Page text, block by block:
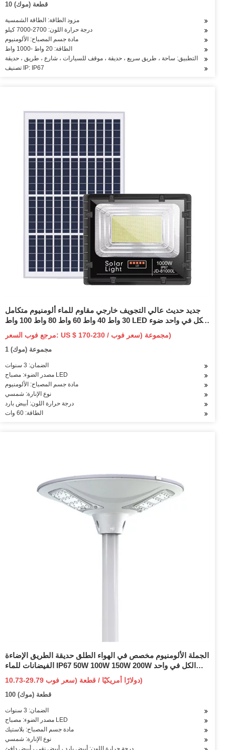
10 قطعة (موك)
مزود الطاقة: الطاقة الشمسية
درجة حرارة اللون: 2700-7000 كيلو
مادة جسم المصباح: الألومنيوم
الطاقة: 20 واط -1000 واط
التطبيق: ساحة ، طريق سريع ، حديقة ، موقف للسيارات ، شارع ، طريق ، حديقة
تصنيف IP: IP67
جديد حديث عالي التجويف خارجي مقاوم للماء ألومنيوم متكامل
30 واط 40 واط 60 واط 80 واط 100 واط LED الكل في واحد ضوء
الشارع الشمسي
مرجع فوب السعر: US $ 170-230 / مجموعة (سعر فوب)
1 مجموعة (موك)
الضمان: 3 سنوات
مصدر الضوء: مصباح LED
مادة جسم المصباح: الألومنيوم
نوع الإنارة: شمسي
درجة حرارة اللون: أبيض بارد
الطاقة: 60 وات
الجملة الألومنيوم مخصص في الهواء الطلق حديقة الطريق الإضاءة
الفيضانات للماء IP67 50W 100W 150W 200W الكل في واحد
التلقائي ثنائي الوجه LED ضوء الشارع الشمسي
10.73-29.79 دولارًا أمريكيًا / قطعة (سعر فوب)
100 قطعة (موك)
الضمان: 3 سنوات
مصدر الضوء: مصباح LED
مادة جسم المصباح: بلاستيك
نوع الإنارة: شمسي
درجة حرارة اللون: أبيض بارد ، أبيض نقي ، أبيض دافئ